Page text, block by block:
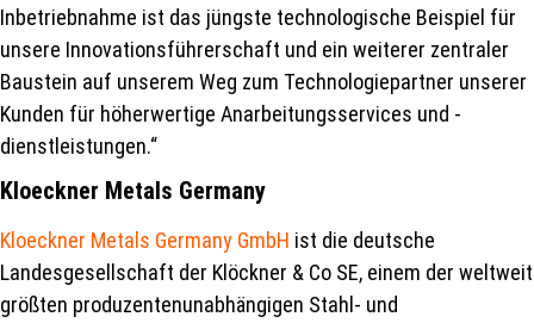
Inbetriebnahme ist das jüngste technologische Beispiel für
unsere Innovationsführerschaft und ein weiterer zentraler
Baustein auf unserem Weg zum Technologiepartner unserer
Kunden für höherwertige Anarbeitungsservices und -
dienstleistungen.“
Kloeckner Metals Germany
Kloeckner Metals Germany GmbH ist die deutsche
Landesgesellschaft der Klöckner & Co SE, einem der weltweit
größten produzentenunabhängigen Stahl- und